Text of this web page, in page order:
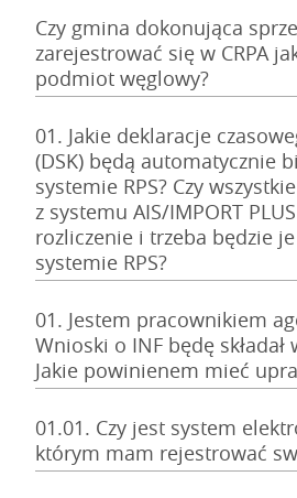
Czy gmina dokonująca
zarejestrować się w CRPA
podmiot węglowy?
01. Jakie deklaracje
(DSK) będą automatycznie
systemie RPS? Czy
z systemu AIS/IMPORT
rozliczenie i trzeba będzie
systemie RPS?
01. Jestem pracownikiem
Wnioski o INF będę
Jakie powinienem mieć
01.01. Czy jest system
którym mam rejestrować